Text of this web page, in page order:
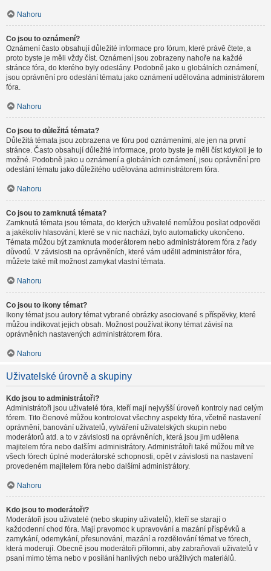
Nahoru
Co jsou to oznámení?
Oznámení často obsahují důležité informace pro fórum, které právě čtete, a
proto byste je měli vždy číst. Oznámení jsou zobrazeny nahoře na každé
stránce fóra, do kterého byly odeslány. Podobně jako u globálních oznámení,
jsou oprávnění pro odeslání tématu jako oznámení udělována administrátorem
fóra.
Nahoru
Co jsou to důležitá témata?
Důležitá témata jsou zobrazena ve fóru pod oznámeními, ale jen na první
stránce. Často obsahují důležité informace, proto byste je měli číst kdykoli je to
možné. Podobně jako u oznámení a globálních oznámení, jsou oprávnění pro
odeslání tématu jako důležitého udělována administrátorem fóra.
Nahoru
Co jsou to zamknutá témata?
Zamknutá témata jsou témata, do kterých uživatelé nemůžou posílat odpovědi
a jakékoliv hlasování, které se v nic nachází, bylo automaticky ukončeno.
Témata můžou být zamknuta moderátorem nebo administrátorem fóra z řady
důvodů. V závislosti na oprávněních, které vám udělil administrátor fóra,
můžete také mít možnost zamykat vlastní témata.
Nahoru
Co jsou to ikony témat?
Ikony témat jsou autory témat vybrané obrázky asociované s příspěvky, které
můžou indikovat jejich obsah. Možnost používat ikony témat závisí na
oprávněních nastavených administrátorem fóra.
Nahoru
Uživatelské úrovně a skupiny
Kdo jsou to administrátoři?
Administrátoři jsou uživatelé fóra, kteří mají nejvyšší úroveň kontroly nad celým
fórem. Tito členové můžou kontrolovat všechny aspekty fóra, včetně nastavení
oprávnění, banování uživatelů, vytváření uživatelských skupin nebo
moderátorů atd. a to v závislosti na oprávněních, která jsou jim udělena
majitelem fóra nebo dalšími administrátory. Administrátoři také můžou mít ve
všech fórech úplné moderátorské schopnosti, opět v závislosti na nastavení
provedeném majitelem fóra nebo dalšími administrátory.
Nahoru
Kdo jsou to moderátoři?
Moderátoři jsou uživatelé (nebo skupiny uživatelů), kteří se starají o
každodenní chod fóra. Mají pravomoc k upravování a mazání příspěvků a
zamykání, odemykání, přesunování, mazání a rozdělování témat ve fórech,
která moderují. Obecně jsou moderátoři přítomni, aby zabraňovali uživatelů v
psaní mimo téma nebo v posílání hanlivých nebo urážlivých materiálů.